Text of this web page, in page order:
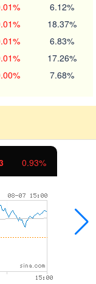
6.12%
18.37%
6.83%
17.26%
7.68%
1.01%